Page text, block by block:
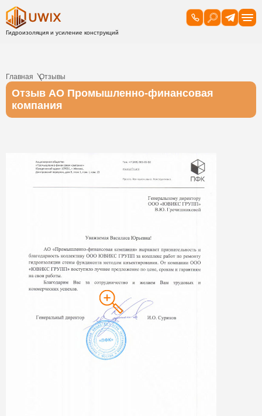
Главная Отзывы
Отзыв АО Промышленно-финансовая
компания